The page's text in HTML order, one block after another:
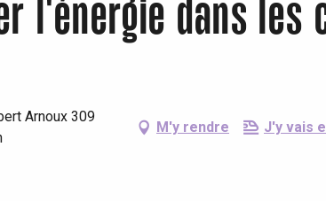
l'énergie dans les
Arnoux 309
M'y rendre J'y vais